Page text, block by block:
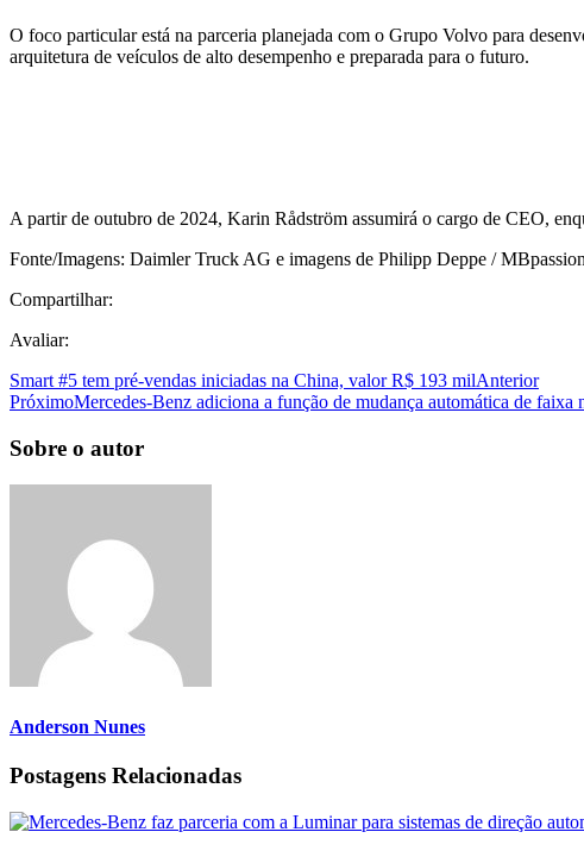
O foco particular está na parceria planejada com o Grupo Volvo para
arquitetura de veículos de alto desempenho e preparada para o futuro.
A partir de outubro de 2024, Karin Rådström assumirá o cargo de CEO,
Fonte/Imagens: Daimler Truck AG e imagens de Philipp Deppe /
Compartilhar:
Avaliar:
Smart #5 tem pré-vendas iniciadas na China, valor R$ 193 milAnterior
PróximoMercedes-Benz adiciona a função de mudança automática de faixa
Sobre o autor
Anderson Nunes
Postagens Relacionadas